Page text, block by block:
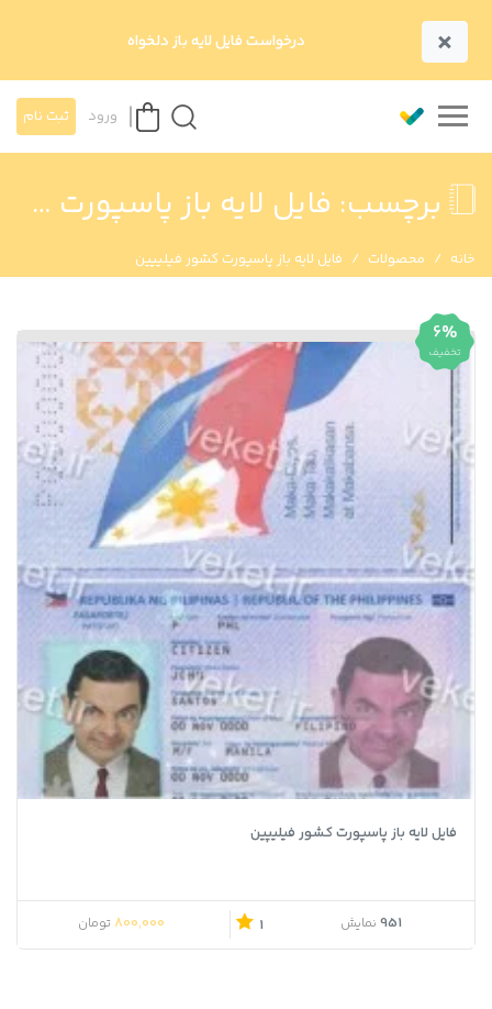
× درخواست فایل لایه باز دلخواه
ورود ثبت نام
برچسب: فایل لایه باز پاسپورت کشور فیلیپین
خانه محصولات فایل لایه باز پاسپورت کشور فیلیپین
6%
تخفیف
فایل لایه باز پاسپورت کشور فیلیپین
951 نمایش 1 قیمت اصلی 850,000 تومان بود.
800,000 تومان